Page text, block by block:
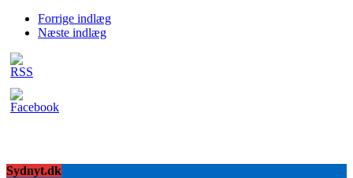
Forrige indlæg
Næste indlæg
Sydnyt.dk